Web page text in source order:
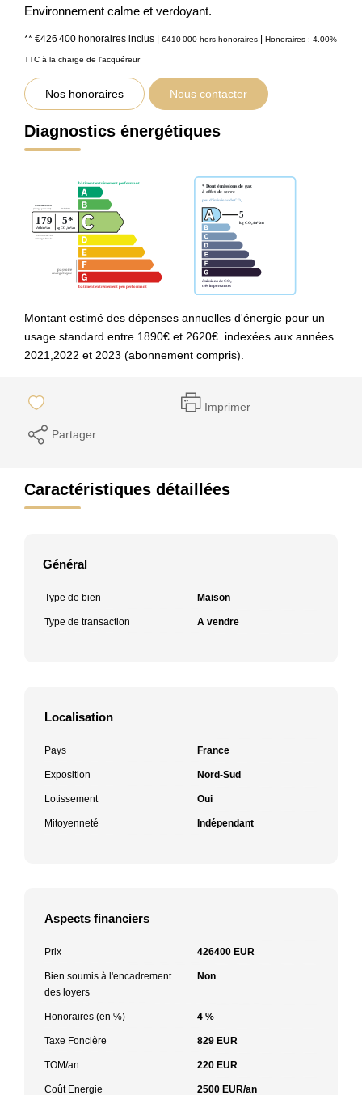
Environnement calme et verdoyant.
** €426 400 honoraires inclus | €410 000 hors honoraires | Honoraires : 4.00%
TTC à la charge de l'acquéreur
Nos honoraires Nous contacter
Diagnostics énergétiques
Montant estimé des dépenses annuelles d'énergie pour un
usage standard entre 1890€ et 2620€. indexées aux années
2021,2022 et 2023 (abonnement compris).
Imprimer
Partager
Caractéristiques détaillées
Général
Type de bien Maison
Type de transaction A vendre
Localisation
Pays France
Exposition Nord-Sud
Lotissement Oui
Mitoyenneté Indépendant
Aspects financiers
Prix 426400 EUR
Bien soumis à l'encadrement
des loyers
Non
Honoraires (en %) 4 %
Taxe Foncière 829 EUR
TOM/an 220 EUR
Coût Energie 2500 EUR/an